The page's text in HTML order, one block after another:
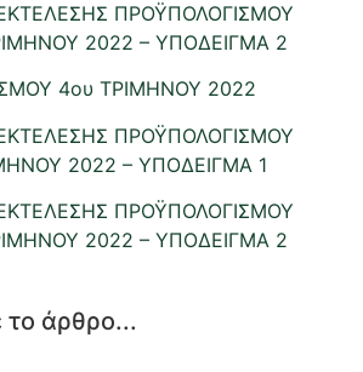
ΠΡΟΫΠΟΛΟΓΙΣΜΟΥ
2022 – ΥΠΟΔΕΙΓΜΑ 2
4ου ΤΡΙΜΗΝΟΥ 2022
ΠΡΟΫΠΟΛΟΓΙΣΜΟΥ
2022 – ΥΠΟΔΕΙΓΜΑ 1
ΠΡΟΫΠΟΛΟΓΙΣΜΟΥ
2022 – ΥΠΟΔΕΙΓΜΑ 2
το άρθρο...